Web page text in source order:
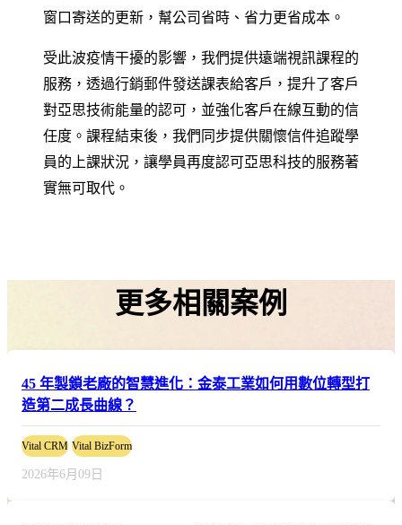
窗口寄送的更新，幫公司省時、省力更省成本。
受此波疫情干擾的影響，我們提供遠端視訊課程的
服務，透過行銷郵件發送課表給客戶，提升了客戶
對亞思技術能量的認可，並強化客戶在線互動的信
任度。課程結束後，我們同步提供關懷信件追蹤學
員的上課狀況，讓學員再度認可亞思科技的服務著
實無可取代。
更多相關案例
45 年製鎖老廠的智慧進化：金泰工業如何用數位轉型打
造第二成長曲線？
Vital CRM Vital BizForm
2026年6月09日